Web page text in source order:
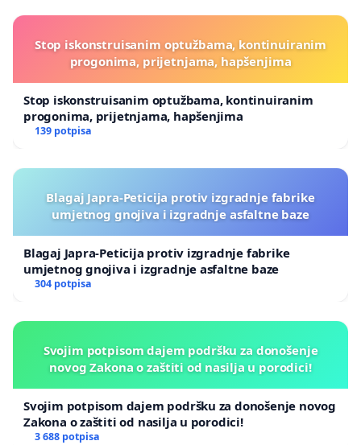
Stop iskonstruisanim optužbama, kontinuiranim
progonima, prijetnjama, hapšenjima
Stop iskonstruisanim optužbama, kontinuiranim
progonima, prijetnjama, hapšenjima
139 potpisa
Blagaj Japra-Peticija protiv izgradnje fabrike
umjetnog gnojiva i izgradnje asfaltne baze
Blagaj Japra-Peticija protiv izgradnje fabrike
umjetnog gnojiva i izgradnje asfaltne baze
304 potpisa
Svojim potpisom dajem podršku za donošenje
novog Zakona o zaštiti od nasilja u porodici!
Svojim potpisom dajem podršku za donošenje novog
Zakona o zaštiti od nasilja u porodici!
3 688 potpisa